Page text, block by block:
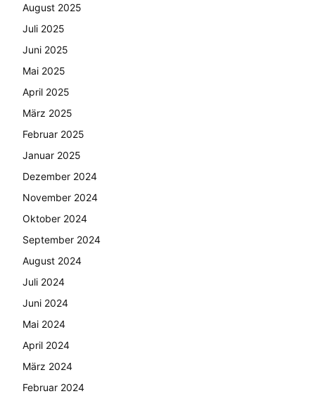
August 2025
Juli 2025
Juni 2025
Mai 2025
April 2025
März 2025
Februar 2025
Januar 2025
Dezember 2024
November 2024
Oktober 2024
September 2024
August 2024
Juli 2024
Juni 2024
Mai 2024
April 2024
März 2024
Februar 2024